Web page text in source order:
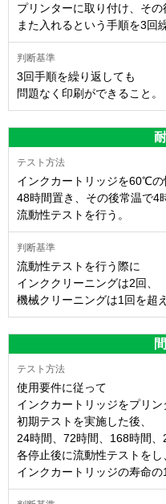
プリンターに取り付け、その
また入れるという手順を3回
3回手順を繰り返しても
問題なく印刷ができること。
インクカートリッジを60℃の
48時間置き、その後常温で4
流動性テストを行う。
流動性テストを行う際に
インククリーニングは2回、
機械クリーニングは1回を超
使用要件に従って
インクカートリッジをプリン
初期テストを実施した後、
24時間、72時間、168時間、
各停止後に流動性テストをし
インクカートリッジの寿命の